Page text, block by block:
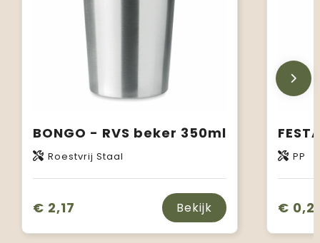
BONGO - RVS beker 350ml
Roestvrij Staal
€ 2,17 Bekijk
PP
€